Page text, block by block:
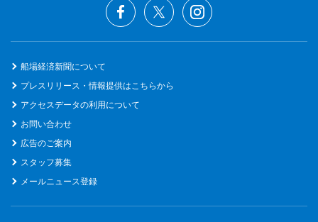
船場経済新聞について
プレスリリース・情報提供はこちらから
アクセスデータの利用について
お問い合わせ
広告のご案内
スタッフ募集
メールニュース登録